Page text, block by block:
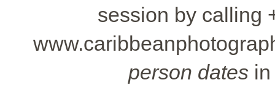
session by calling
person dates